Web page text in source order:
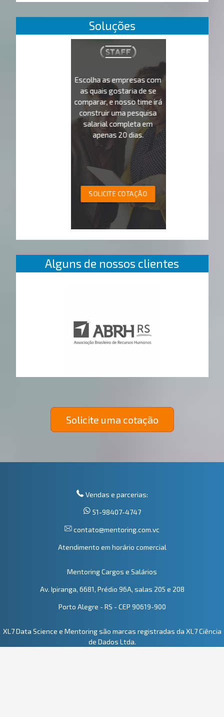
Soluções
Escolha as empresas com
as quais gostaria de se
comparar, e nosso time irá
construir uma pesquisa
salarial completa em
apenas 20 dias.
SOLICITE COTAÇÃO
Alguns de nossos clientes
Solicite uma cotação
Vendas e parcerias:
51-98407-4747
contato@mentoring.com.vc
Atendimento em horário comercial
Mentoring Cargos e Salários
Av. Ipiranga, 6681, Prédio 96A, salas 205 e 208
Porto Alegre - RS - CEP 90619-900
XL7 Data Science e Mentoring são marcas registradas da XL7 Ciência
de Dados Ltda.